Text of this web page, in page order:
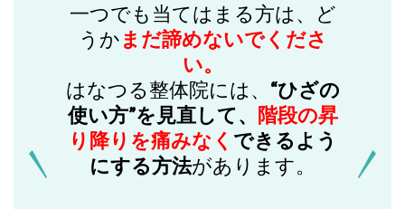
一つでも当てはまる方は、ど
うかまだ諦めないでくださ
い。
はなつる整体院には、 “ひざの
使い方”を見直して、 階段の昇
り降りを痛みなく できるよう
にする方法があります。